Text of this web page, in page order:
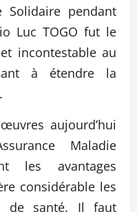
Solidaire pendant
Luc TOGO fut le
incontestable au
à étendre la
aujourd’hui
Maladie
les avantages
considérable les
de santé. Il faut